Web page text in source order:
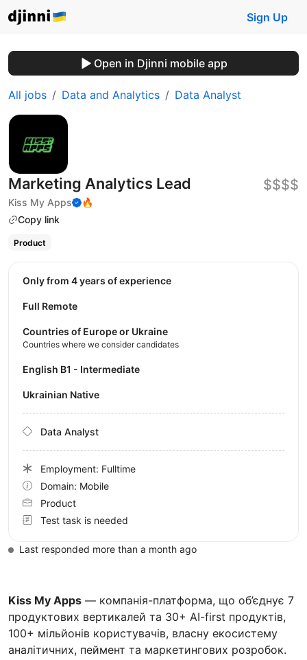
Sign Up
Open in Djinni mobile app
All jobs Data and Analytics Data Analyst
Marketing Analytics Lead
Kiss My Apps
🔥
Copy link
$$$$
Product
Kiss My Apps — компанія-платформа, що об’єднує 7
продуктових вертикалей та 30+ AI-first продуктів,
100+ мільйонів користувачів, власну екосистему
аналітичних, пеймент та маркетингових розробок.
Only from 4 years of experience
Full Remote
Countries of Europe or Ukraine
Countries where we consider candidates
English B1 - Intermediate
Ukrainian Native
Data Analyst
Employment: Fulltime
Domain: Mobile
Product
Test task is needed
Last responded more than a month ago